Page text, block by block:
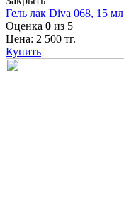
Гель лак Diva 068, 15 мл
Оценка 0 из 5
Цена: 2 500 тг.
Купить